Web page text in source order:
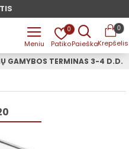
0 0
GAMYBOS TERMINAS 3-4 D.D.